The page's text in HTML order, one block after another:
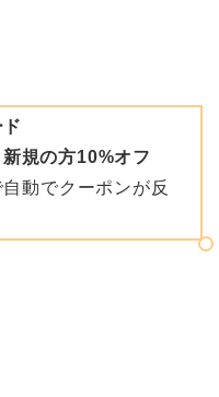
規の方10%オフ
動でクーポンが反